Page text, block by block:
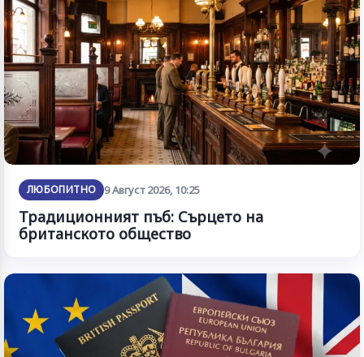
ЛЮБОПИТНО 9 Август 2026, 10:25
Традиционният пъб: Сърцето на
британското общество